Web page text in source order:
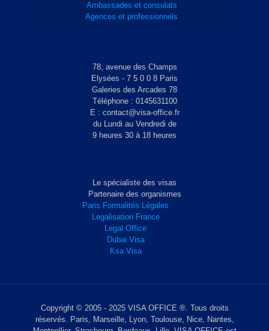
Ambassades et consulats
Agences et professionnels
78, avenue des Champs
Elysées - 7 5 0 0 8 Paris
Galeries des Arcades 78
Téléphone : 0145631100
E : contact@visa-office.fr
du Lundi au Vendredi de
9 heures 30 à 18 heures
Le spécialiste des visas
Partenaire des organismes
Paris Formalités Légales
Legalisation France
Legal Office
Dubai Visa
Ksa Visa
Copyright © 2005 - 2025 VISA OFFICE ®. Tous droits
réservés. Paris, Marseille, Lyon, Toulouse, Nice, Nantes,